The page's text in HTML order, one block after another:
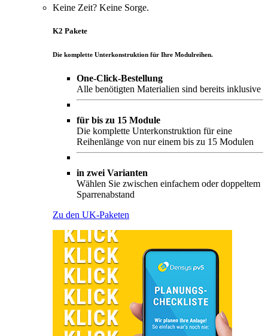
Keine Zeit? Keine Sorge.
K2 Pakete
Die komplette Unterkonstruktion für Ihre Modulreihen.
One-Click-Bestellung
Alle benötigten Materialien sind bereits inklusive
für bis zu 15 Module
Die komplette Unterkonstruktion für eine
Reihenlänge von nur einem bis zu 15 Modulen
in zwei Varianten
Wählen Sie zwischen einfachem oder doppeltem
Sparrenabstand
Zu den UK-Paketen